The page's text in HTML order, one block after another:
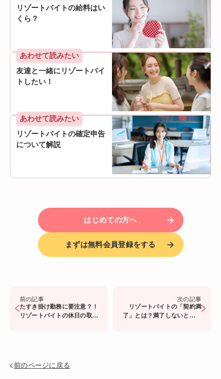
リゾートバイトの給料はい
くら？
あわせて読みたい
友達と一緒にリゾートバイ
トしたい！
あわせて読みたい
リゾートバイトの確定申告
について解説
はじめての方へ
まずは無料会員登録をする
前の記事
たすき掛け勤務に要注意？！
リゾートバイトの休日の取り
次の記事
リゾートバイトの「契約満
了」とは？満了しないと交通
前のページに戻る